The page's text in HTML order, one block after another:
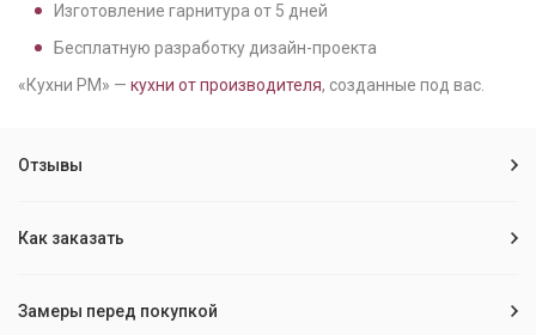
Изготовление гарнитура от 5 дней
Бесплатную разработку дизайн-проекта
«Кухни РМ» — кухни от производителя, созданные под вас.
Отзывы
Как заказать
Замеры перед покупкой